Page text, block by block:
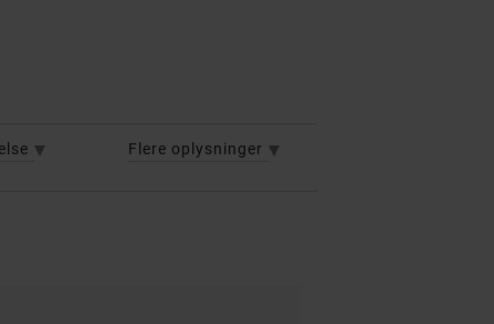
Flere oplysninger